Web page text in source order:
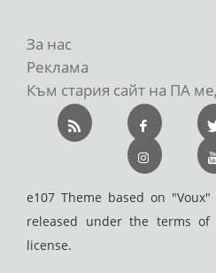
За нас
Реклама
Към стария сайт на ПА
e107 Theme based on
released under the terms of
license.